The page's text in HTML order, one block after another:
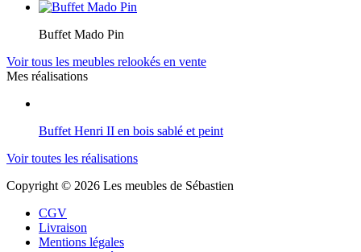
Buffet Mado Pin
Voir tous les meubles relookés en vente
Mes réalisations
Buffet Henri II en bois sablé et peint
Voir toutes les réalisations
Copyright © 2026 Les meubles de Sébastien
CGV
Livraison
Mentions légales